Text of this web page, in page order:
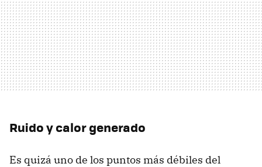
Ruido y calor generado
Es quizá uno de los puntos más débiles del